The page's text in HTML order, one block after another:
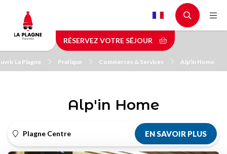
contenu
principal
RÉSERVEZ VOTRE SÉJOUR
La Plagne Pratique Commerces & Services Alp'in Home
Alp'in Home
Plagne Centre EN SAVOIR PLUS